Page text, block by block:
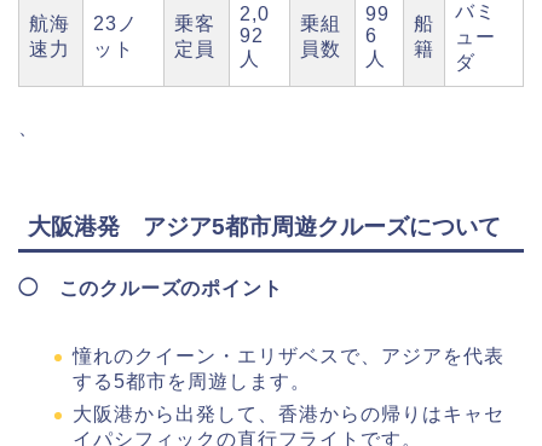
航海
速力
23ノ
ット
乗客
定員
2,0
92
人
乗組
員数
99
6
人
船
籍
バミ
ュー
ダ
大阪港発 アジア5都市周遊クルーズについて
◯ このクルーズのポイント
憧れのクイーン・エリザベスで、アジアを代表
する5都市を周遊します。
大阪港から出発して、香港からの帰りはキャセ
イパシフィックの直行フライトです。